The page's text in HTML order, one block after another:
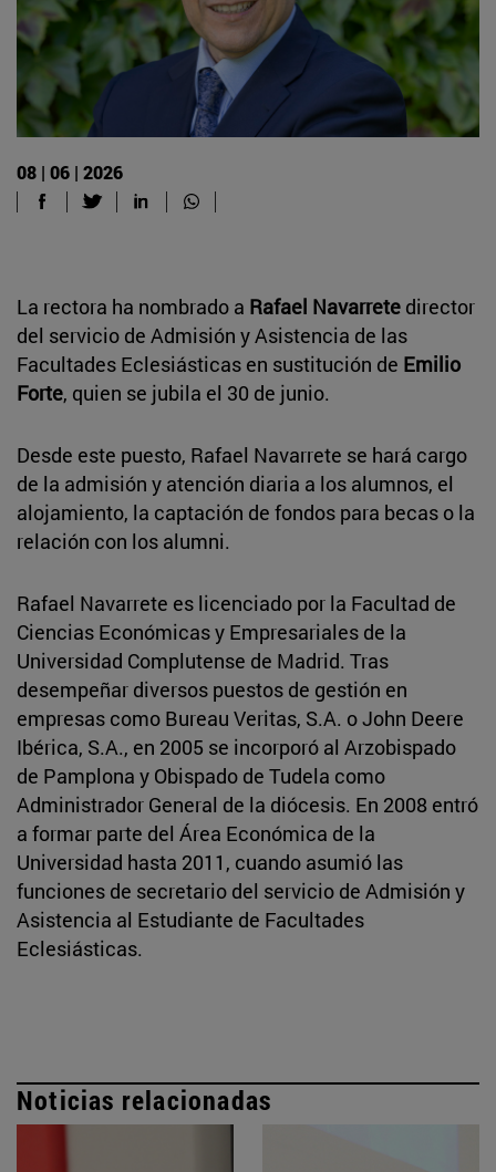
08 | 06 | 2026
La rectora ha nombrado a Rafael Navarrete director
del servicio de Admisión y Asistencia de las
Facultades Eclesiásticas en sustitución de Emilio
Forte, quien se jubila el 30 de junio.
Desde este puesto, Rafael Navarrete se hará cargo
de la admisión y atención diaria a los alumnos, el
alojamiento, la captación de fondos para becas o la
relación con los alumni.
Rafael Navarrete es licenciado por la Facultad de
Ciencias Económicas y Empresariales de la
Universidad Complutense de Madrid. Tras
desempeñar diversos puestos de gestión en
empresas como Bureau Veritas, S.A. o John Deere
Ibérica, S.A., en 2005 se incorporó al Arzobispado
de Pamplona y Obispado de Tudela como
Administrador General de la diócesis. En 2008 entró
a formar parte del Área Económica de la
Universidad hasta 2011, cuando asumió las
funciones de secretario del servicio de Admisión y
Asistencia al Estudiante de Facultades
Eclesiásticas.
Noticias relacionadas